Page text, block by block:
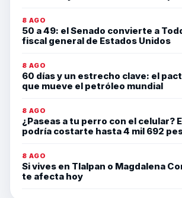
8 AGO
50 a 49: el Senado convierte a
fiscal general de Estados Unidos
8 AGO
60 días y un estrecho clave: el
que mueve el petróleo mundial
8 AGO
¿Paseas a tu perro con el celular?
podría costarte hasta 4 mil 692
8 AGO
Si vives en Tlalpan o Magdalena
te afecta hoy